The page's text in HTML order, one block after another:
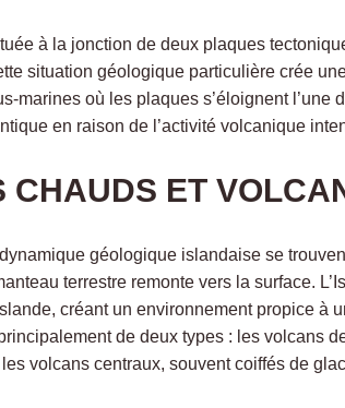
à la jonction de deux plaques
situation géologique particulière crée
marines où les plaques s’éloignent l’une
en raison de l’activité volcanique
CHAUDS ET
géologique islandaise se
terrestre remonte vers la surface.
créant un environnement propice à
de deux types : les volcans
volcans centraux, souvent coiffés de